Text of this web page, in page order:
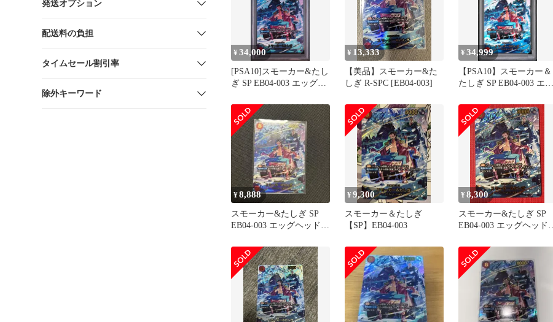
発送オプション
配送料の負担
タイムセール割引率
除外キーワード
¥34,000
[PSA10]スモーカー&たし
ぎ SP EB04-003 エッグヘ
¥ 13,333
【美品】スモーカー&た
しぎ R-SPC [EB04-003]
¥34,999
【PSA10】スモーカー＆
たしぎ SP EB04-003 エッ
¥8,888
スモーカー&たしぎ SP
EB04-003 エッグヘッドク
¥9,300
スモーカー＆たしぎ
【SP】EB04-003
¥8,300
スモーカー&たしぎ SP
EB04-003 エッグヘッドク